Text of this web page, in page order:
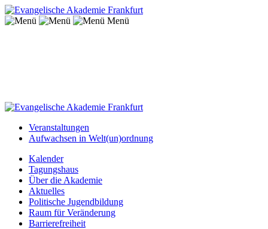
Menü
Veranstaltungen
Aufwachsen in Welt(un)ordnung
Kalender
Tagungshaus
Über die Akademie
Aktuelles
Politische Jugendbildung
Raum für Veränderung
Barrierefreiheit